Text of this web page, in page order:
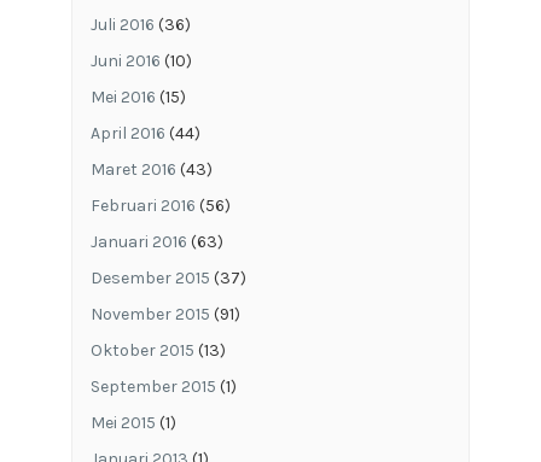
Juli 2016 (36)
Juni 2016 (10)
Mei 2016 (15)
April 2016 (44)
Maret 2016 (43)
Februari 2016 (56)
Januari 2016 (63)
Desember 2015 (37)
November 2015 (91)
Oktober 2015 (13)
September 2015 (1)
Mei 2015 (1)